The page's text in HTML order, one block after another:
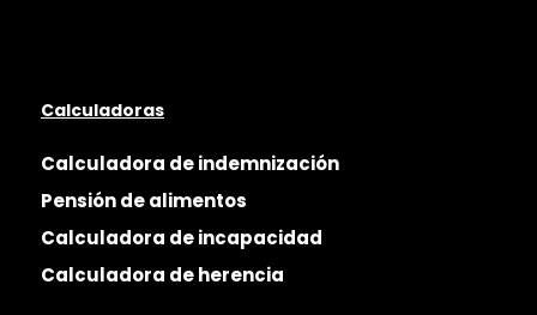
Calculadoras
Calculadora de indemnización
Pensión de alimentos
Calculadora de incapacidad
Calculadora de herencia